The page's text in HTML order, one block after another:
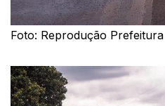
Foto: Reprodução Prefeitura